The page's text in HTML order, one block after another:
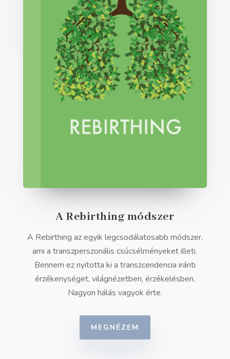
A Rebirthing módszer
A Rebirthing az egyik legcsodálatosabb módszer,
ami a transzperszonális csúcsélményeket illeti.
Bennem ez nyitotta ki a transzcendencia iránti
érzékenységet, világnézetben, érzékelésben.
Nagyon hálás vagyok érte.
MEGNÉZEM